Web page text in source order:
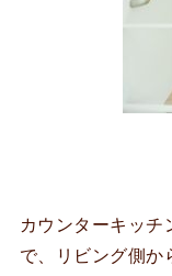
カウンターキッチ
で、リビング側か